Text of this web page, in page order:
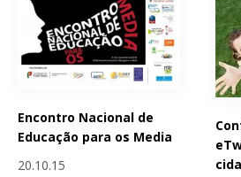
Encontro Nacional de
Educação para os Media
20.10.15